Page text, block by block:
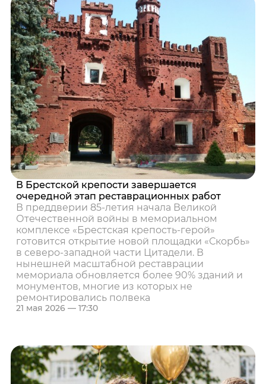
В Брестской крепости завершается
очередной этап реставрационных работ
В преддверии 85‑летия начала Великой
Отечественной войны в мемориальном
комплексе «Брестская крепость‑герой»
готовится открытие новой площадки «Скорбь»
в северо-западной части Цитадели. В
нынешней масштабной реставрации
мемориала обновляется более 90% зданий и
монументов, многие из которых не
ремонтировались полвека
21 мая 2026 — 17:30